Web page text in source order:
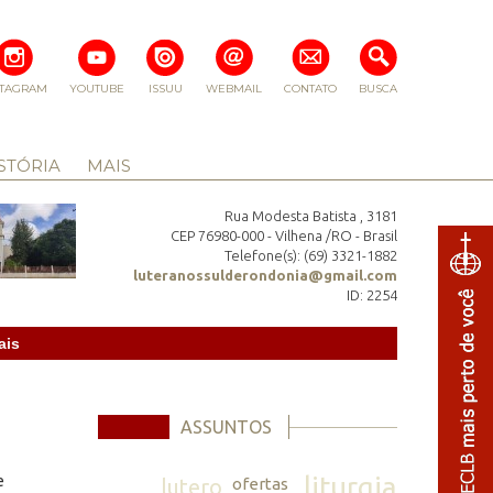
BUSCA
CONTATO
WEBMAIL
ISSUU
YOUTUBE
MAIS
Rua Modesta Batista , 3181
CEP 76980-000 - Vilhena /RO - Brasil
Telefone(s): (69) 3321-1882
luteranossulderondonia@gmail.com
ID: 2254
ASSUNTOS
lutero ofertas